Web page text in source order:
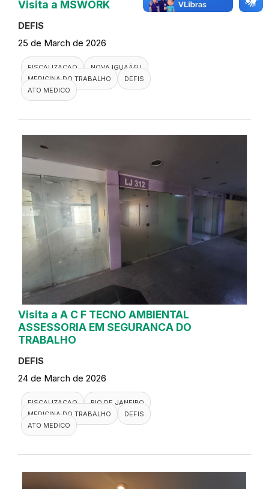
Visita a MSWORK
DEFIS
25 de March de 2026
FISCALIZACAO
NOVA IGUAÃ§U
MEDICINA DO TRABALHO
DEFIS
ATO MEDICO
Visita a A C F TECNO AMBIENTAL
ASSESSORIA EM SEGURANCA DO
TRABALHO
DEFIS
24 de March de 2026
FISCALIZACAO
RIO DE JANEIRO
MEDICINA DO TRABALHO
DEFIS
ATO MEDICO